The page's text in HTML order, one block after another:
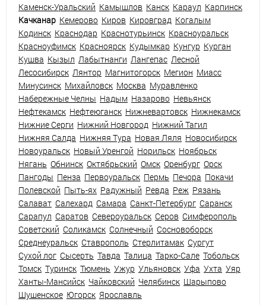
Каменск-Уральский Камышлов Канск Караул Карпинск
Качканар Кемерово Киров Кировград Когалым
Кодинск Краснодар Краснотурьинск Красноуральск
Красноуфимск Красноярск Кудымкар Кунгур Курган
Кушва Кызыл Лабытнанги Лангепас Лесной
Лесосибирск Лянтор Магнитогорск Мегион Миасс
Минусинск Михайловск Москва Муравленко
Набережные Челны Надым Назарово Невьянск
Нефтекамск Нефтеюганск Нижневартовск Нижнекамск
Нижние Серги Нижний Новгород Нижний Тагил
Нижняя Салда Нижняя Тура Новая Ляля Новосибирск
Новоуральск Новый Уренгой Норильск Ноябрьск
Нягань Обнинск Октябрьский Омск Оренбург Орск
Пангоды Пенза Первоуральск Пермь Печора Покачи
Полевской Пыть-ях Радужный Ревда Реж Рязань
Салават Салехард Самара Санкт-Петербург Саранск
Сарапул Саратов Североуральск Серов Симферополь
Советский Соликамск Солнечный Сосновоборск
Среднеуральск Ставрополь Стерлитамак Сургут
Сухой лог Сысерть Тавда Талица Тарко-Сале Тобольск
Томск Туринск Тюмень Ужур Ульяновск Уфа Ухта Уяр
Ханты-Мансийск Чайковский Челябинск Шарыпово
Шушенское Югорск Ярославль